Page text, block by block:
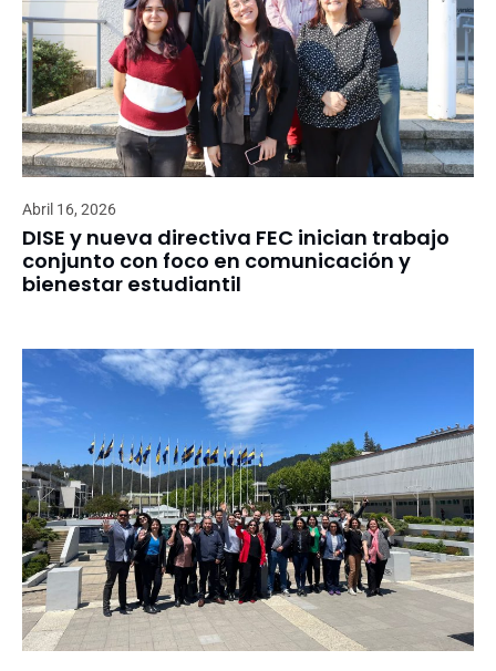
Abril 16, 2026
DISE y nueva directiva FEC inician trabajo
conjunto con foco en comunicación y
bienestar estudiantil